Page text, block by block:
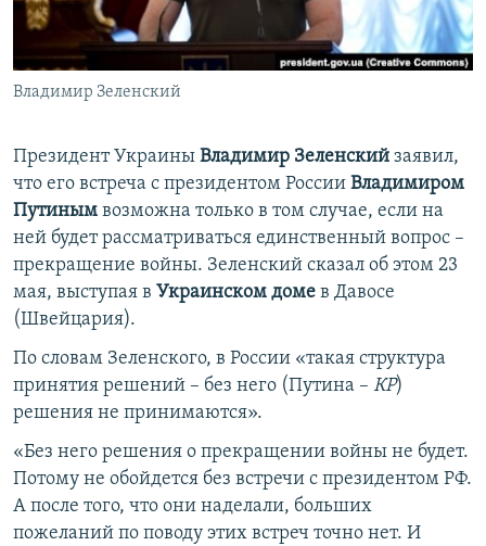
ПОБЕДИТЕЛЕЙ НЕ СУДЯТ?
КРЫМ.НЕПОКОРЕННЫЙ
ELIFBE
ПРИСОЕДИНЯЙТЕСЬ!
Все сайты RFE/RL
Владимир Зеленский
Президент Украины Владимир Зеленский заявил,
что его встреча с президентом России Владимиром
Путиным возможна только в том случае, если на
ней будет рассматриваться единственный вопрос –
прекращение войны. Зеленский сказал об этом 23
мая, выступая в Украинском доме в Давосе
(Швейцария).
По словам Зеленского, в России «такая структура
принятия решений – без него (Путина – КР)
решения не принимаются».
«Без него решения о прекращении войны не будет.
Потому не обойдется без встречи с президентом РФ.
А после того, что они наделали, больших
пожеланий по поводу этих встреч точно нет. И